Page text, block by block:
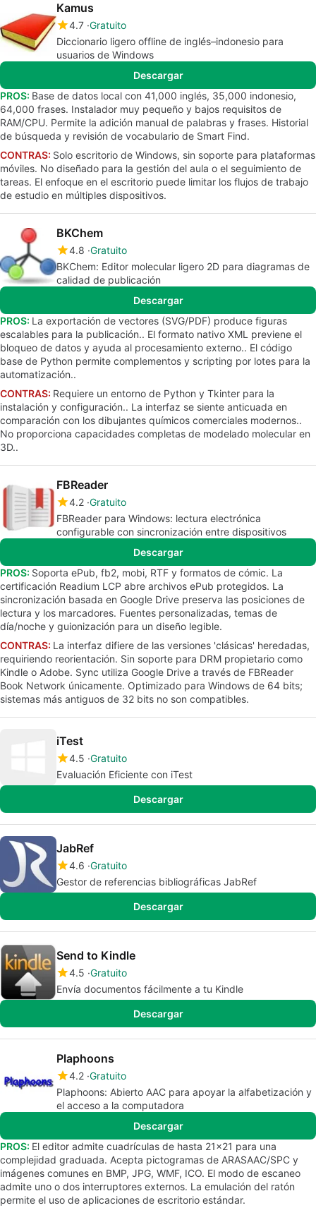
Kamus
4.7 Gratuito
Diccionario ligero offline de inglés–indonesio para
usuarios de Windows
Descargar
PROS: Base de datos local con 41,000 inglés, 35,000 indonesio,
64,000 frases. Instalador muy pequeño y bajos requisitos de
RAM/CPU. Permite la adición manual de palabras y frases. Historial
de búsqueda y revisión de vocabulario de Smart Find.
CONTRAS: Solo escritorio de Windows, sin soporte para plataformas
móviles. No diseñado para la gestión del aula o el seguimiento de
tareas. El enfoque en el escritorio puede limitar los flujos de trabajo
de estudio en múltiples dispositivos.
BKChem
4.8 Gratuito
BKChem: Editor molecular ligero 2D para diagramas de
calidad de publicación
Descargar
PROS: La exportación de vectores (SVG/PDF) produce figuras
escalables para la publicación.. El formato nativo XML previene el
bloqueo de datos y ayuda al procesamiento externo.. El código
base de Python permite complementos y scripting por lotes para la
automatización..
CONTRAS: Requiere un entorno de Python y Tkinter para la
instalación y configuración.. La interfaz se siente anticuada en
comparación con los dibujantes químicos comerciales modernos..
No proporciona capacidades completas de modelado molecular en
3D..
FBReader
4.2 Gratuito
FBReader para Windows: lectura electrónica
configurable con sincronización entre dispositivos
Descargar
PROS: Soporta ePub, fb2, mobi, RTF y formatos de cómic. La
certificación Readium LCP abre archivos ePub protegidos. La
sincronización basada en Google Drive preserva las posiciones de
lectura y los marcadores. Fuentes personalizadas, temas de
día/noche y guionización para un diseño legible.
CONTRAS: La interfaz difiere de las versiones 'clásicas' heredadas,
requiriendo reorientación. Sin soporte para DRM propietario como
Kindle o Adobe. Sync utiliza Google Drive a través de FBReader
Book Network únicamente. Optimizado para Windows de 64 bits;
sistemas más antiguos de 32 bits no son compatibles.
iTest
4.5 Gratuito
Evaluación Eficiente con iTest
Descargar
JabRef
4.6 Gratuito
Gestor de referencias bibliográficas JabRef
Descargar
Send to Kindle
4.5 Gratuito
Envía documentos fácilmente a tu Kindle
Descargar
Plaphoons
4.2 Gratuito
Plaphoons: Abierto AAC para apoyar la alfabetización y
el acceso a la computadora
Descargar
PROS: El editor admite cuadrículas de hasta 21x21 para una
complejidad graduada. Acepta pictogramas de ARASAAC/SPC y
imágenes comunes en BMP, JPG, WMF, ICO. El modo de escaneo
admite uno o dos interruptores externos. La emulación del ratón
permite el uso de aplicaciones de escritorio estándar.